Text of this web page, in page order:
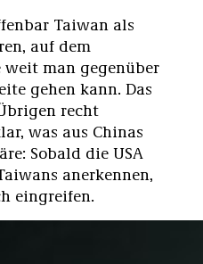
Taiwan als
auf dem
man gegenüber
gehen kann. Das
recht
was aus Chinas
Sobald die USA
anerkennen,
eingreifen.